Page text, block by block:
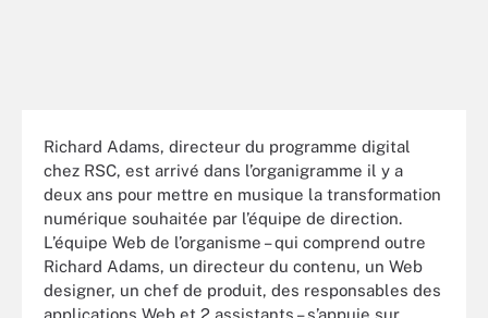
Richard Adams, directeur du programme digital
chez RSC, est arrivé dans l’organigramme il y a
deux ans pour mettre en musique la transformation
numérique souhaitée par l’équipe de direction.
L’équipe Web de l’organisme – qui comprend outre
Richard Adams, un directeur du contenu, un Web
designer, un chef de produit, des responsables des
applications Web et 2 assistants – s’appuie sur